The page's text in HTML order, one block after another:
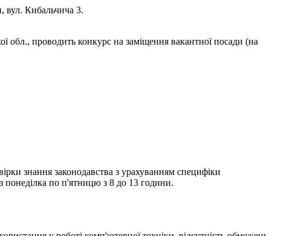
вул. Кибальчича 3.
обл., проводить конкурс на заміщення вакантної посади (на
знання законодавства з урахуванням специфіки
понеділка по п'ятницю з 8 до 13 години.